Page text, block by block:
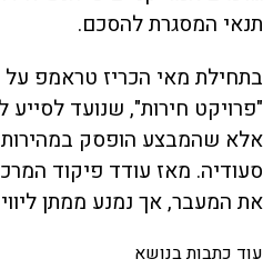
תנאי המסגרת להסכם.
בתחילת מאי הכריז טראמפ
"פרויקט חירות", שנועד לסייע
אלא שהמבצע הופסק במהירות,
סעודיה. מאז עודד פיקוד
את המעבר, אך נמנע ממתן
עוד כתבות בנושא